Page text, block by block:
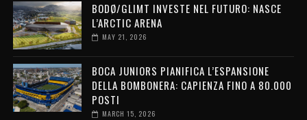
BODØ/GLIMT INVESTE NEL FUTURO: NASCE
L’ARCTIC ARENA
MAY 21, 2026
BOCA JUNIORS PIANIFICA L’ESPANSIONE
DELLA BOMBONERA: CAPIENZA FINO A 80.000
POSTI
MARCH 15, 2026